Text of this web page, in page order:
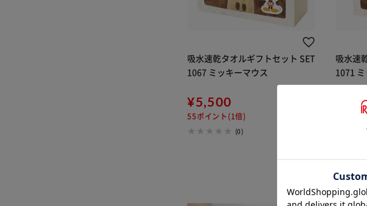
吸水速乾タオルギフトセット SET
1067 ミッキーマウス
¥5,500
55ポイント(1倍)
(0)
吸水速
1071
44ポイ
※ご確認く